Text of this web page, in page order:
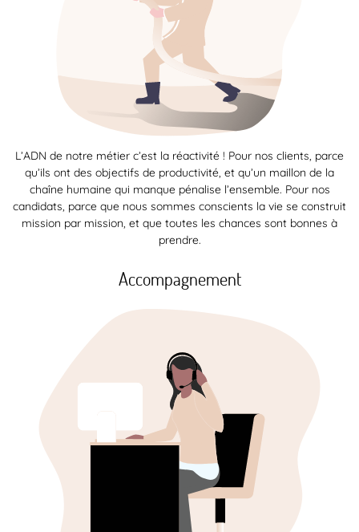
L’ADN de notre métier c’est la réactivité ! Pour nos clients, parce
qu’ils ont des objectifs de productivité, et qu’un maillon de la
chaîne humaine qui manque pénalise l’ensemble. Pour nos
candidats, parce que nous sommes conscients la vie se construit
mission par mission, et que toutes les chances sont bonnes à
prendre.
Accompagnement